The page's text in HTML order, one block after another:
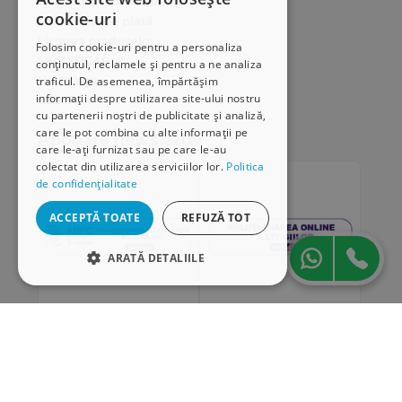
cookie-uri
Folosim cookie-uri pentru a personaliza
conținutul, reclamele și pentru a ne analiza
traficul. De asemenea, împărtășim
informații despre utilizarea site-ului nostru
cu partenerii noștri de publicitate și analiză,
care le pot combina cu alte informații pe
care le-ați furnizat sau pe care le-au
colectat din utilizarea serviciilor lor. Politica
de confidențialitate
ACCEPTĂ TOATE REFUZĂ TOT
ARATĂ DETALIILE
Modalități de plată
Livrarea produselor
SEAP/SICAP
Hartă site
Cariere
Abonare newsletter